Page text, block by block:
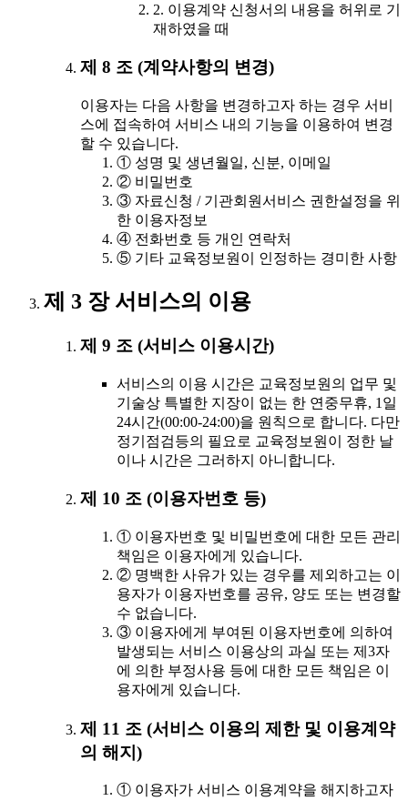
2. 이용계약 신청서의 내용을 허위로 기
재하였을 때
제 8 조 (계약사항의 변경)
이용자는 다음 사항을 변경하고자 하는 경우 서비
스에 접속하여 서비스 내의 기능을 이용하여 변경
할 수 있습니다.
① 성명 및 생년월일, 신분, 이메일
② 비밀번호
③ 자료신청 / 기관회원서비스 권한설정을 위
한 이용자정보
④ 전화번호 등 개인 연락처
⑤ 기타 교육정보원이 인정하는 경미한 사항
제 3 장 서비스의 이용
제 9 조 (서비스 이용시간)
서비스의 이용 시간은 교육정보원의 업무 및
기술상 특별한 지장이 없는 한 연중무휴, 1일
24시간(00:00-24:00)을 원칙으로 합니다. 다만
정기점검등의 필요로 교육정보원이 정한 날
이나 시간은 그러하지 아니합니다.
제 10 조 (이용자번호 등)
① 이용자번호 및 비밀번호에 대한 모든 관리
책임은 이용자에게 있습니다.
② 명백한 사유가 있는 경우를 제외하고는 이
용자가 이용자번호를 공유, 양도 또는 변경할
수 없습니다.
③ 이용자에게 부여된 이용자번호에 의하여
발생되는 서비스 이용상의 과실 또는 제3자
에 의한 부정사용 등에 대한 모든 책임은 이
용자에게 있습니다.
제 11 조 (서비스 이용의 제한 및 이용계약
의 해지)
① 이용자가 서비스 이용계약을 해지하고자